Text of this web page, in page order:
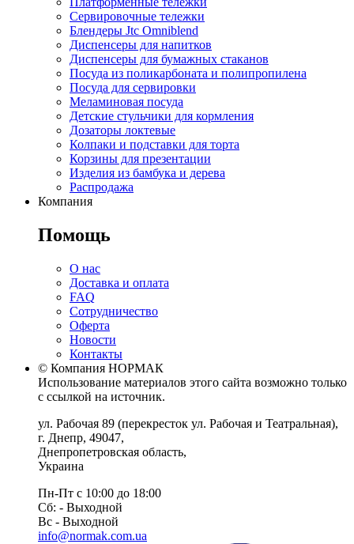
Сервировочные тележки
Блендеры Jtc Omniblend
Диспенсеры для напитков
Диспенсеры для бумажных стаканов
Посуда из поликарбоната и полипропилена
Посуда для сервировки
Меламиновая посуда
Детские стульчики для кормления
Дозаторы локтевые
Колпаки и подставки для торта
Корзины для презентации
Изделия из бамбука и дерева
Распродажа
Компания
Помощь
О нас
Доставка и оплата
FAQ
Сотрудничество
Оферта
Новости
Контакты
© Компания НОРМАК
Использование материалов этого сайта возможно только
с ссылкой на источник.
ул. Рабочая 89 (перекресток ул. Рабочая и Театральная),
г. Днепр, 49047,
Днепропетровская область,
Украина
Пн-Пт с 10:00 до 18:00
Сб: - Выходной
Вс - Выходной
info@normak.com.ua